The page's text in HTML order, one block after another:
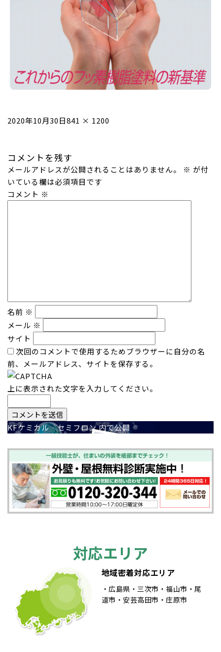
投
2020年10月30日フ
イ
ズ
841 × 1200
コメントを残す
メールアドレスが公開されることはありません。 ※ が付
いている欄は必須項目です
コメント ※
名前 ※
メール ※
サイト
次回のコメントで使用するためブラウザーに自分の名
前、メールアドレス、サイトを保存する。
上に表示された文字を入力してください。
投
稿
ナ
ビ
ゲ
KFケミカル セミフロン内で公開
対応エリア
地域密着対応エリア
広島県 三次市 福山市
尾
道市
安芸高田市 庄原市